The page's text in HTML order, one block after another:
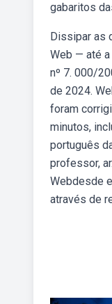
gabaritos
Dissipar as
Web — até
nº 7. 000/
de 2024.
foram
minutos,
português
professor,
Webdesde
através de